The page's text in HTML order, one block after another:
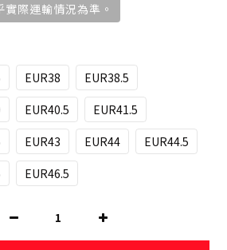
際運輸情況為準。
EUR38
EUR38.5
EUR40.5
EUR41.5
EUR43 EUR44
EUR44.5
EUR46.5